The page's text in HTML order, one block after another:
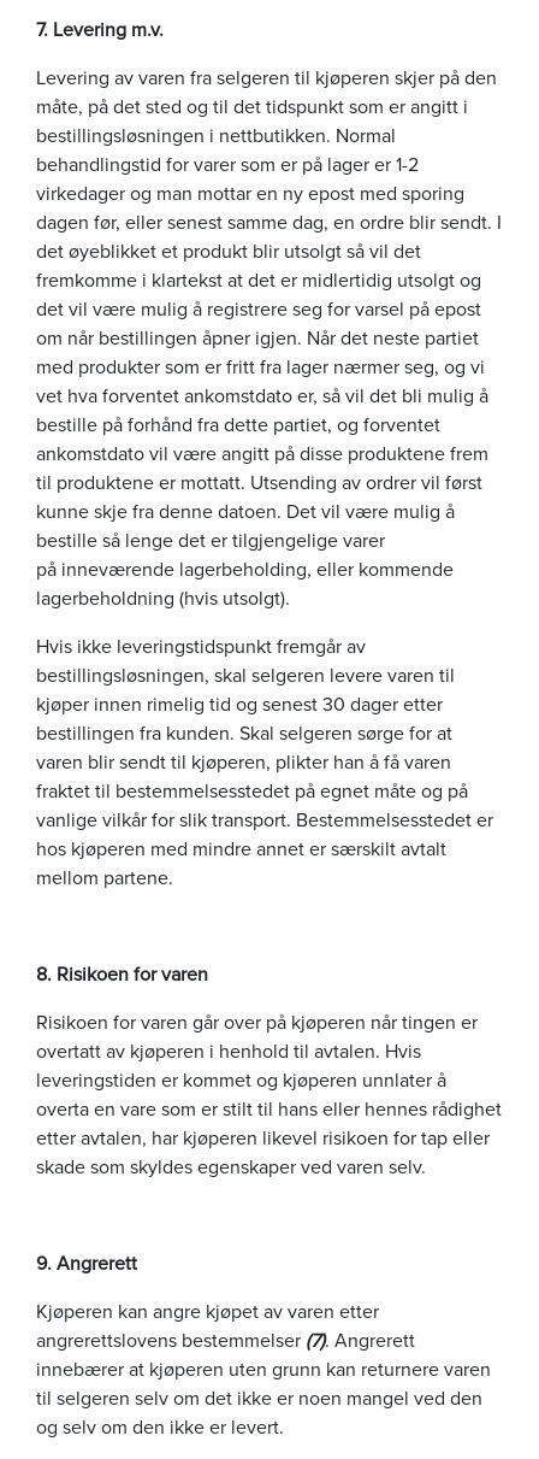
7. Levering m.v.
Levering av varen fra selgeren til kjøperen skjer på den
måte, på det sted og til det tidspunkt som er angitt i
bestillingsløsningen i nettbutikken. Normal
behandlingstid for varer som er på lager er 1-2
virkedager og man mottar en ny epost med sporing
dagen før, eller senest samme dag, en ordre blir sendt. I
det øyeblikket et produkt blir utsolgt så vil det
fremkomme i klartekst at det er midlertidig utsolgt og
det vil være mulig å registrere seg for varsel på epost
om når bestillingen åpner igjen. Når det neste partiet
med produkter som er fritt fra lager nærmer seg, og vi
vet hva forventet ankomstdato er, så vil det bli mulig å
bestille på forhånd fra dette partiet, og forventet
ankomstdato vil være angitt på disse produktene frem
til produktene er mottatt. Utsending av ordrer vil først
kunne skje fra denne datoen. Det vil være mulig å
bestille så lenge det er tilgjengelige varer
på inneværende lagerbeholding, eller kommende
lagerbeholdning (hvis utsolgt).
Hvis ikke leveringstidspunkt fremgår av
bestillingsløsningen, skal selgeren levere varen til
kjøper innen rimelig tid og senest 30 dager etter
bestillingen fra kunden. Skal selgeren sørge for at
varen blir sendt til kjøperen, plikter han å få varen
fraktet til bestemmelsesstedet på egnet måte og på
vanlige vilkår for slik transport. Bestemmelsesstedet er
hos kjøperen med mindre annet er særskilt avtalt
mellom partene.
8. Risikoen for varen
Risikoen for varen går over på kjøperen når tingen er
overtatt av kjøperen i henhold til avtalen. Hvis
leveringstiden er kommet og kjøperen unnlater å
overta en vare som er stilt til hans eller hennes rådighet
etter avtalen, har kjøperen likevel risikoen for tap eller
skade som skyldes egenskaper ved varen selv.
9. Angrerett
Kjøperen kan angre kjøpet av varen etter
angrerettslovens bestemmelser (7). Angrerett
innebærer at kjøperen uten grunn kan returnere varen
til selgeren selv om det ikke er noen mangel ved den
og selv om den ikke er levert.